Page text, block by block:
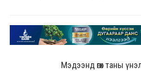
Мэдээнд өгөх таны